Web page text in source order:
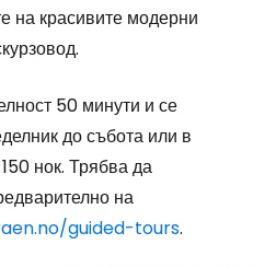
на красивите модерни
50 минути и се
до събота или в
нок. Трябва да
на
guided-tours.